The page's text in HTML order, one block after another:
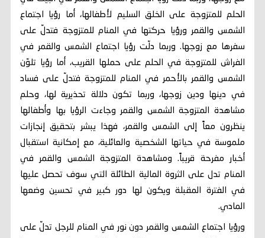
الحلم للمتزوجة على الخلق السليم لأطفالها، أما رؤيا اجتماع
الشمس والقمر ورؤيا حركتها في المنام للمتزوجة فتدلّ على
سفرها مع زوجها. وربما دلّت رؤيا اجتماع الشمس والقمر في
الفراش للمتزوجة في الحلم على حملها القريب، أما رؤيا تلوّن
الشمس والقمر بالأحمر في المنام للمتزوجة فتدلّ على فساد
في دينها ودين زوجها، وربما تكون دلالة تحذيرية لها، وحلم
مشاهدة المتزوجة الشمس والقمر وجاءت الرؤيا بها وأطفالها
ينظرون معاً إلى الشمس والقمر، فهذا يبشر بتحقيق إنجازات
ملموسة في حياتها الشخصية والعائلية، مع إمكانية استقبال
أخبار مفرحة قريباً. ومشاهدة المتزوجة الشمس والقمر في
المنام تدل على الثروة المالية الطائلة التي سوف تحصل عليها
في الفترة المقبلة ويكون لها دور كبير في تحسين وضعها
المادي.
ورؤيا اجتماع الشمس والقمر دون نور في المنام للرجل تدلّ على